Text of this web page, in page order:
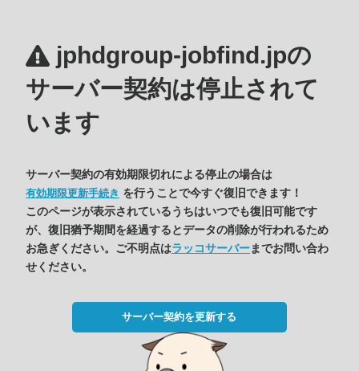
jphdgroup-jobfind.jpの
サーバー契約は停止されて
います
サーバー契約の有効期限切れによる停止の場合は
有効期限更新手続き を行うことで今すぐ復旧できます！
このページが表示されているうちはいつでも復旧可能です
が、復旧猶予期間を経過するとデータの削除が行われるため
お急ぎください。ご不明点はラッコサーバーまでお問い合わ
せください。
サーバー契約を更新する